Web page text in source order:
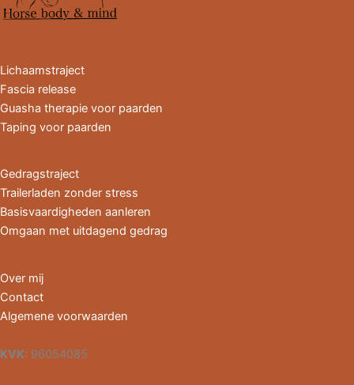
Lichaamstraject
Fascia release
Guasha therapie voor paarden
Taping voor paarden
Gedragstraject
Trailerladen zonder stress
Basisvaardigheden aanleren
Omgaan met uitdagend gedrag
Over mij
Contact
Algemene voorwaarden
KVK: 96054085